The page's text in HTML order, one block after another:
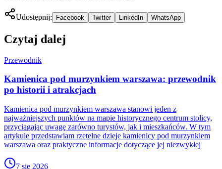
Udostępnij: Facebook Twitter LinkedIn WhatsApp
Czytaj dalej
Przewodnik
Kamienica pod murzynkiem warszawa: przewodnik
po historii i atrakcjach
Kamienica pod murzynkiem warszawa stanowi jeden z
najważniejszych punktów na mapie historycznego centrum stolicy,
przyciągając uwagę zarówno turystów, jak i mieszkańców. W tym
artykule przedstawiam rzetelne dzieje kamienicy pod murzynkiem
warszawa oraz praktyczne informacje dotyczące jej niezwykłej
7 sie 2026